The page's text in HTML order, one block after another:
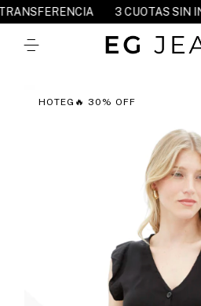
3 CUOTAS SIN INTERES
HOTEG🔥 30% OFF